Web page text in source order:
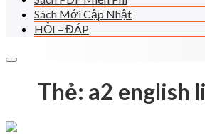
Sách Mới Cập Nhật
HỎI – ĐÁP
Thẻ: a2 english